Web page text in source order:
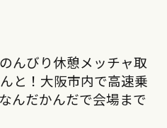
んびり休憩メッチャ取
と！大阪市内で高速乗
んだかんだで会場まで